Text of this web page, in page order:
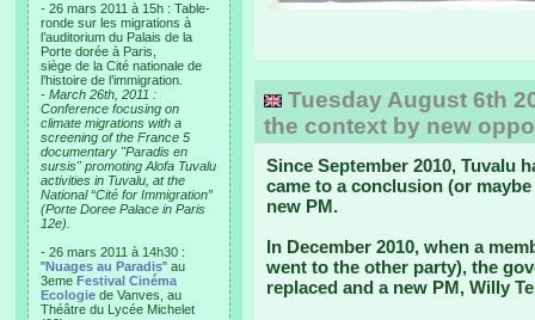
- 26 mars 2011 à 15h : Table-
ronde sur les migrations à
l’auditorium du Palais de la
Porte dorée à Paris,
siège de la Cité nationale de
l’histoire de l’immigration.
- March 26th, 2011 :
Conference focusing on
climate migrations with a
screening of the France 5
documentary "Paradis en
sursis" promoting Alofa Tuvalu
activities in Tuvalu, at the
National “Cité for Immigration”
(Porte Doree Palace in Paris
12e).
- 26 mars 2011 à 14h30 :
"Nuages au Paradis" au
3eme Festival Cinéma
Ecologie de Vanves, au
Théâtre du Lycée Michelet
Tuesday August 6th
the context by new
Since September 2010, Tuvalu
came to a conclusion (or
new PM.
In December 2010, when a
went to the other party), the
replaced and a new PM, Willy